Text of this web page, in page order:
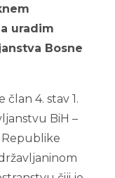
uradim
Bosne
4. stav 1.
BiH –
Republike
državljaninom